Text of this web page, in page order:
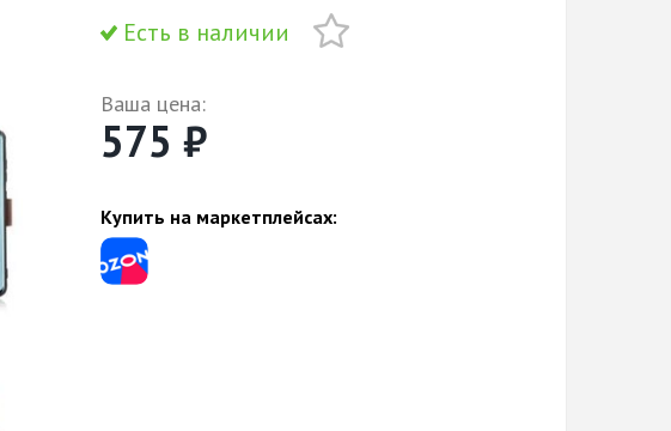
Есть в наличии
Ваша цена:
575 ₽
Купить на маркетплейсах: